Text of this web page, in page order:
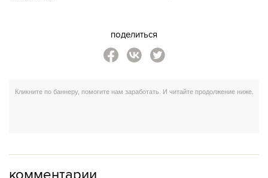
поделиться
комментарии